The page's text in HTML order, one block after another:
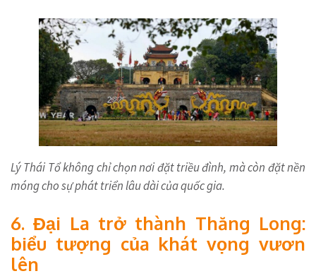
Lý Thái Tổ không chỉ chọn nơi đặt triều đình, mà còn đặt nền
móng cho sự phát triển lâu dài của quốc gia.
6. Đại La trở thành Thăng Long:
biểu tượng của khát vọng vươn
lên